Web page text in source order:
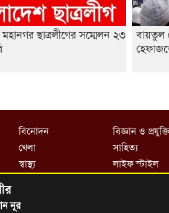
মহানগর ছাত্রলীগের সম্মেলন ২৩
বায়তুল
বিনোদন
খেলা
স্বাস্থ্য
বিজ্ঞান ও
সাহিত্য
লাইফ স্টাইল
নূর